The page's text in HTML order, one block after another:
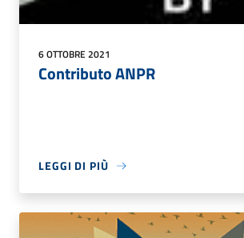
6 OTTOBRE 2021
Contributo ANPR
LEGGI DI PIÙ